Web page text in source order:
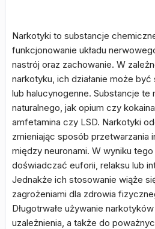
Narkotyki to substancje
funkcjonowanie układu
nastrój oraz zachowanie. W
narkotyku, ich działanie może
lub halucynogenne. Substancje
naturalnego, jak opium czy
amfetamina czy LSD. Narkotyki
zmieniając sposób przetwarzania
między neuronami. W wyniku
doświadczać euforii, relaksu lub
Jednakże ich stosowanie wiąże
zagrożeniami dla zdrowia
Długotrwałe używanie
uzależnienia, a także do